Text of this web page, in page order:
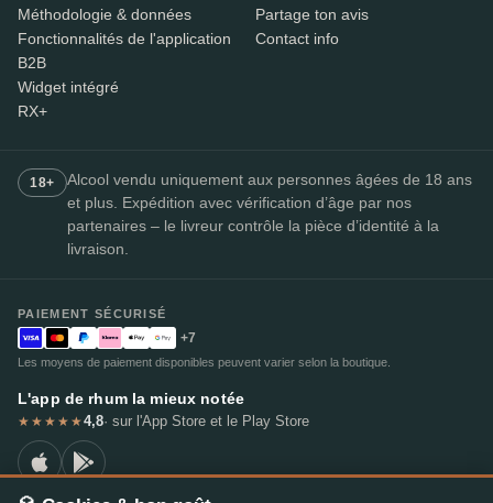
Méthodologie & données
Fonctionnalités de l'application
B2B
Widget intégré
RX+
Partage ton avis
Contact info
18+
Alcool vendu uniquement aux personnes âgées de 18 ans
et plus. Expédition avec vérification d’âge par nos
partenaires – le livreur contrôle la pièce d’identité à la
livraison.
PAIEMENT SÉCURISÉ
+7
Les moyens de paiement disponibles peuvent varier selon la boutique.
L'app de rhum la mieux notée
★★★★★4,8· sur l'App Store et le Play Store